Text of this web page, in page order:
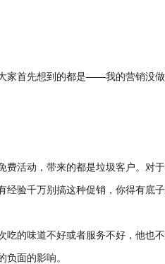
家首先想到的都是——我的营销没
费活动，带来的都是垃圾客户。对
经验千万别搞这种促销，你得有底
吃的味道不好或者服务不好，他也
面的影响。